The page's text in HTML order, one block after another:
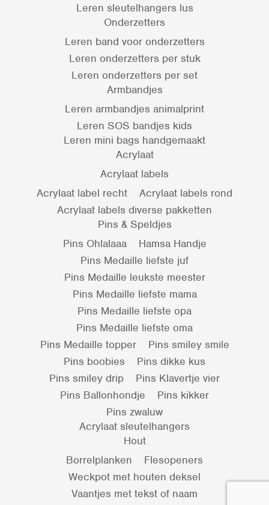
Leren sleutelhangers lus
Onderzetters
Leren band voor onderzetters
Leren onderzetters per stuk
Leren onderzetters per set
Armbandjes
Leren armbandjes animalprint
Leren SOS bandjes kids
Leren mini bags handgemaakt
Acrylaat
Acrylaat labels
Acrylaat label recht
Acrylaat labels rond
Acrylaat labels diverse pakketten
Pins & Speldjes
Pins Ohlalaaa
Hamsa Handje
Pins Medaille liefste juf
Pins Medaille leukste meester
Pins Medaille liefste mama
Pins Medaille liefste opa
Pins Medaille liefste oma
Pins Medaille topper
Pins smiley smile
Pins boobies
Pins dikke kus
Pins smiley drip
Pins Klavertje vier
Pins Ballonhondje
Pins kikker
Pins zwaluw
Acrylaat sleutelhangers
Hout
Borrelplanken
Flesopeners
Weckpot met houten deksel
Vaantjes met tekst of naam